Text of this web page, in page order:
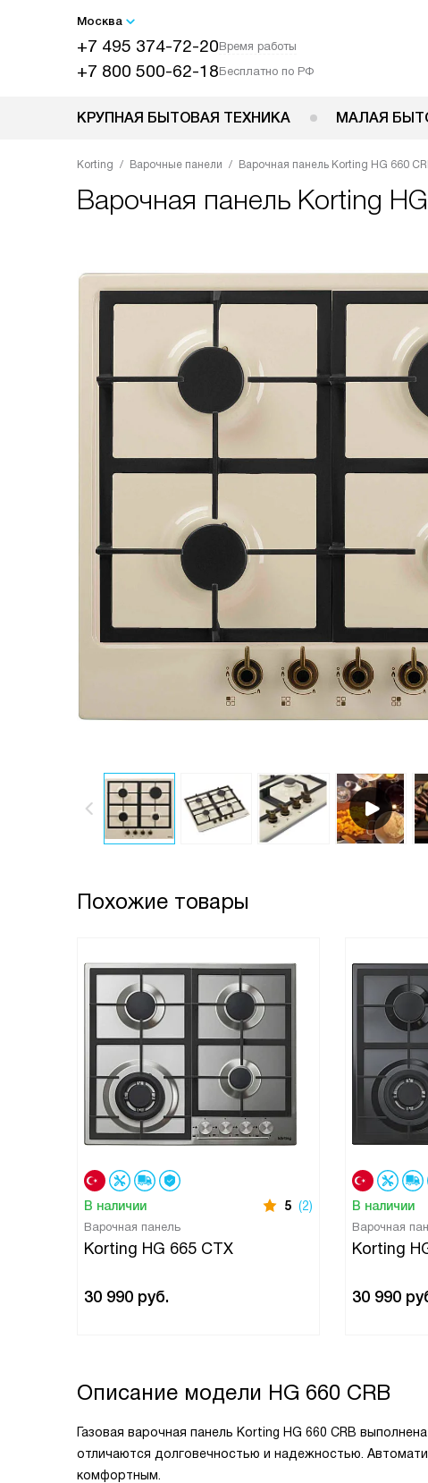
Москва
+7 495 374-72-20Время работы
+7 800 500-62-18Бесплатно по РФ
КРУПНАЯ БЫТОВАЯ ТЕХНИКА МАЛАЯ
Korting Варочные панели Варочная панель Korting HG 660
Варочная панель Korting
Похожие товары
В наличии 5 (2)
Варочная панель
Korting HG 665 CTX
30 990 руб.
В наличии
Варочная
Korting
30 990
Описание модели HG 660 CRB
Газовая варочная панель Korting HG 660 CRB
отличаются долговечностью и надежностью.
комфортным.